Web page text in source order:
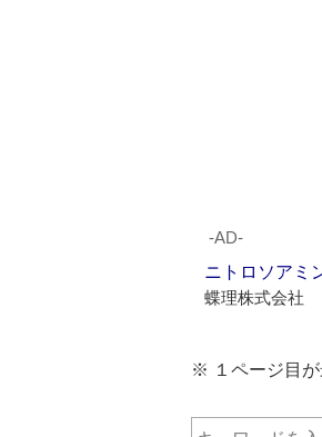
‐AD‐
ニトロソアミ
蝶理株式会社
※ １ページ目が